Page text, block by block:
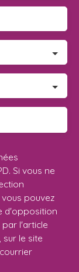
Si vous ne
pouvez
d'opposition
l'article
sur le site